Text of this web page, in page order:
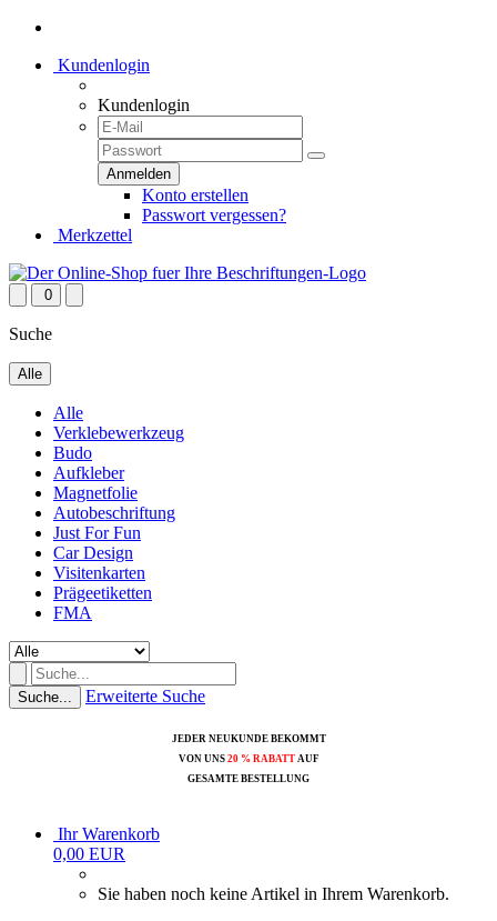
Kundenlogin
Kundenlogin
Konto erstellen
Passwort vergessen?
Merkzettel
0
Suche
Alle
Alle
Verklebewerkzeug
Budo
Aufkleber
Magnetfolie
Autobeschriftung
Just For Fun
Car Design
Visitenkarten
Prägeetiketten
FMA
Suche... Erweiterte Suche
JEDER NEUKUNDE BEKOMMT
VON UNS 20 % RABATTAUF
GESAMTE BESTELLUNG
Ihr Warenkorb
0,00 EUR
Sie haben noch keine Artikel in Ihrem Warenkorb.